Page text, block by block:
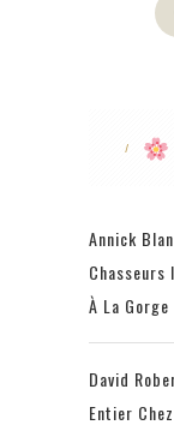
Annick
Chasseurs
À La Gorge
David
Entier